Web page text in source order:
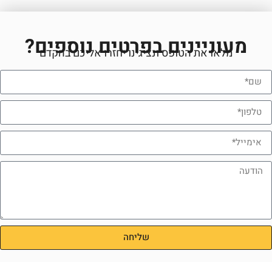
מעוניינים בפרטים נוספים?
מלאו את הטופס ונציגינו יחזרו אליכם בהקדם
שליחה